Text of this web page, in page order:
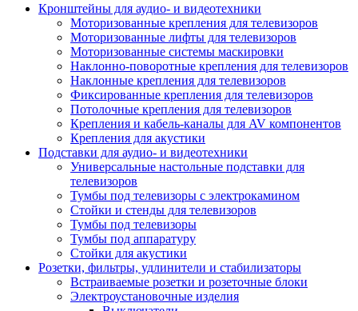
Кронштейны для аудио- и видеотехники
Моторизованные крепления для телевизоров
Моторизованные лифты для телевизоров
Моторизованные системы маскировки
Наклонно-поворотные крепления для телевизоров
Наклонные крепления для телевизоров
Фиксированные крепления для телевизоров
Потолочные крепления для телевизоров
Крепления и кабель-каналы для AV компонентов
Крепления для акустики
Подставки для аудио- и видеотехники
Универсальные настольные подставки для
телевизоров
Тумбы под телевизоры с электрокамином
Стойки и стенды для телевизоров
Тумбы под телевизоры
Тумбы под аппаратуру
Стойки для акустики
Розетки, фильтры, удлинители и стабилизаторы
Встраиваемые розетки и розеточные блоки
Электроустановочные изделия